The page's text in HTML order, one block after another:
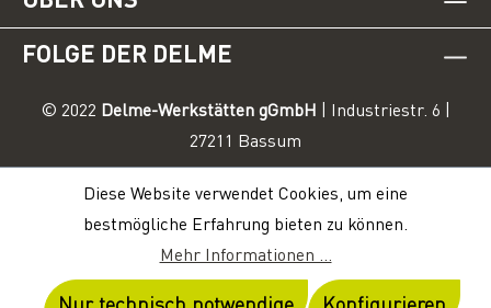
FOLGE DER DELME
© 2022 Delme-Werkstätten gGmbH | Industriestr. 6 |
27211 Bassum
Diese Website verwendet Cookies, um eine
bestmögliche Erfahrung bieten zu können.
Mehr Informationen ...